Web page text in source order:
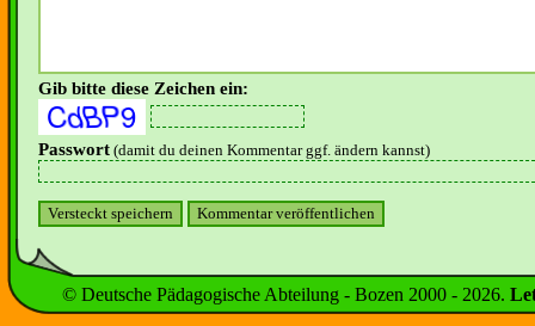
Gib bitte diese Zeichen ein:
Passwort (damit du deinen Kommentar ggf. ändern kannst)
© Deutsche Pädagogische Abteilung - Bozen 2000 - 2026.